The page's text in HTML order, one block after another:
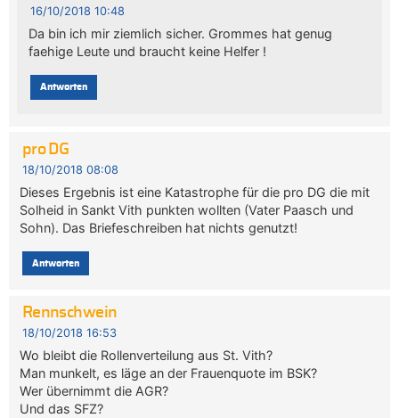
16/10/2018 10:48
Da bin ich mir ziemlich sicher. Grommes hat genug
faehige Leute und braucht keine Helfer !
Antworten
pro DG
18/10/2018 08:08
Dieses Ergebnis ist eine Katastrophe für die pro DG die mit
Solheid in Sankt Vith punkten wollten (Vater Paasch und
Sohn). Das Briefeschreiben hat nichts genutzt!
Antworten
Rennschwein
18/10/2018 16:53
Wo bleibt die Rollenverteilung aus St. Vith?
Man munkelt, es läge an der Frauenquote im BSK?
Wer übernimmt die AGR?
Und das SFZ?